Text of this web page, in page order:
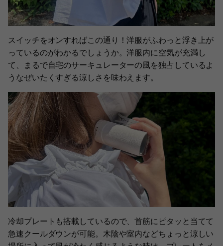
スイッチをオンすればこの通り！洋服がふわっと浮き上が
っているのがわかるでしょうか。洋服内に空気が充満し
て、まるで自宅のサーキュレーターの風を独占しているよ
うなぜいたくすぎる涼しさを味わえます。
冷却プレートも搭載しているので、首筋にピタッと当てて
急速クールダウンが可能。木陰や室内などちょっと涼しい